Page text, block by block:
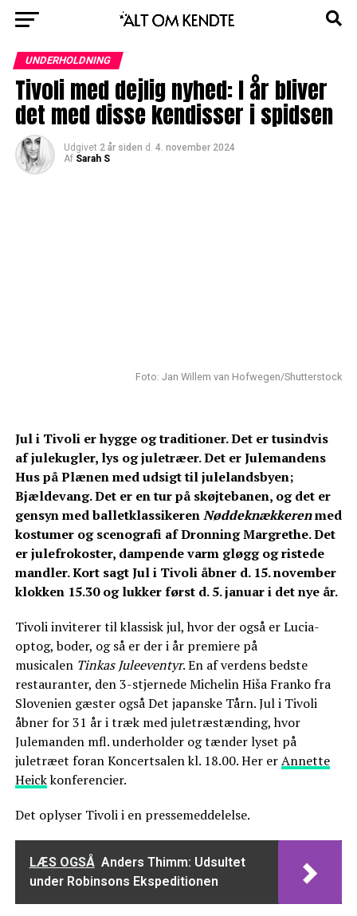
UNDERHOLDNING
Tivoli med dejlig nyhed: I år bliver
det med disse kendisser i spidsen
Udgivet 2 år siden d. 4. november 2024
Af Sarah S
Foto: Jan Willem van Hofwegen/Shutterstock
Jul i Tivoli er hygge og traditioner. Det er tusindvis
af julekugler, lys og juletræer. Det er Julemandens
Hus på Plænen med udsigt til julelandsbyen;
Bjældevang. Det er en tur på skøjtebanen, og det er
gensyn med balletklassikerenNøddeknækkerenmed
kostumer og scenografi af Dronning Margrethe. Det
er julefrokoster, dampende varm gløgg og ristede
mandler. Kort sagt Jul i Tivoli åbner d. 15. november
klokken 15.30 og lukker først d. 5. januar i det nye år.
Tivoli inviterer til klassisk jul, hvor der også er Lucia-
optog, boder, og så er der i år premiere på
musicalen Tinkas Juleeventyr. En af verdens bedste
restauranter, den 3-stjernede Michelin Hiša Franko fra
Slovenien gæster også Det japanske Tårn. Jul i Tivoli
åbner for 31 år i træk med juletræstænding, hvor
Julemanden mfl. underholder og tænder lyset på
juletræet foran Koncertsalen kl. 18.00. Her erAnnette
Heickkonferencier.
Det oplyser Tivoli i en pressemeddelelse.
LÆS OGSÅ Anders Thimm: Udsultet
under Robinsons Ekspeditionen